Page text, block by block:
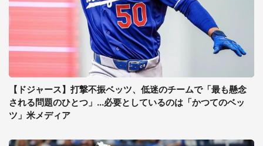
【ドジャース】打撃不振ベッツ、低迷のチームで「最も懸念
される問題のひとつ」...必要としているのは「かつてのベッ
ツ」米メディア